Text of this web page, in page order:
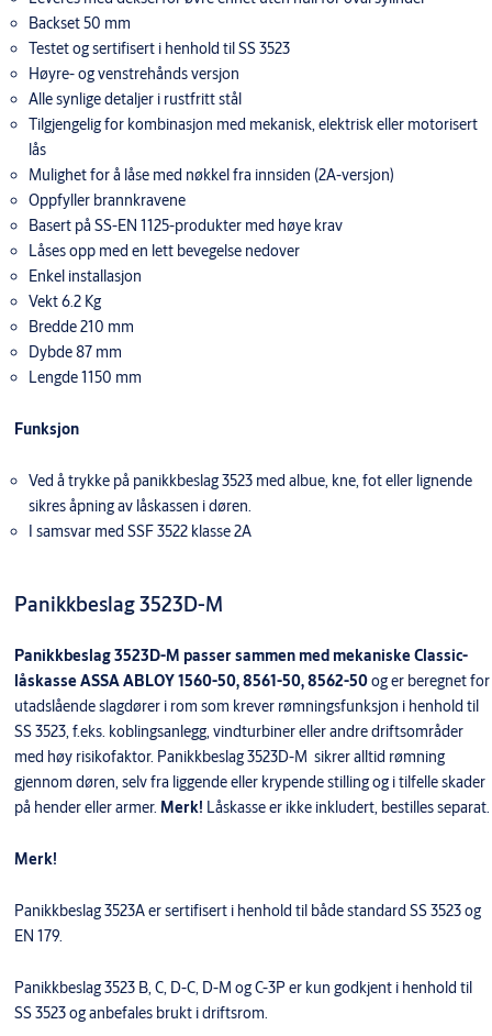
Backset 50 mm
Testet og sertifisert i henhold til SS 3523
Høyre- og venstrehånds versjon
Alle synlige detaljer i rustfritt stål
Tilgjengelig for kombinasjon med mekanisk, elektrisk eller motorisert
lås
Mulighet for å låse med nøkkel fra innsiden (2A-versjon)
Oppfyller brannkravene
Basert på SS-EN 1125-produkter med høye krav
Låses opp med en lett bevegelse nedover
Enkel installasjon
Vekt 6.2 Kg
Bredde 210 mm
Dybde 87 mm
Lengde 1150 mm
Funksjon
Ved å trykke på panikkbeslag 3523 med albue, kne, fot eller lignende
sikres åpning av låskassen i døren.
I samsvar med SSF 3522 klasse 2A
Panikkbeslag 3523D-M
Panikkbeslag 3523D-M passer sammen med mekaniske Classic-
låskasse ASSA ABLOY 1560-50, 8561-50, 8562-50og er beregnet for
utadslående slagdører i rom som krever rømningsfunksjon i henhold til
SS 3523, f.eks. koblingsanlegg, vindturbiner eller andre driftsområder
med høy risikofaktor. Panikkbeslag 3523D-M sikrer alltid rømning
gjennom døren, selv fra liggende eller krypende stilling og i tilfelle skader
på hender eller armer. Merk! Låskasse er ikke inkludert, bestilles separat.
Merk!
Panikkbeslag 3523A er sertifisert i henhold til både standard SS 3523 og
EN 179.
Panikkbeslag 3523 B, C, D-C, D-M og C-3P er kun godkjent i henhold til
SS 3523 og anbefales brukt i driftsrom.